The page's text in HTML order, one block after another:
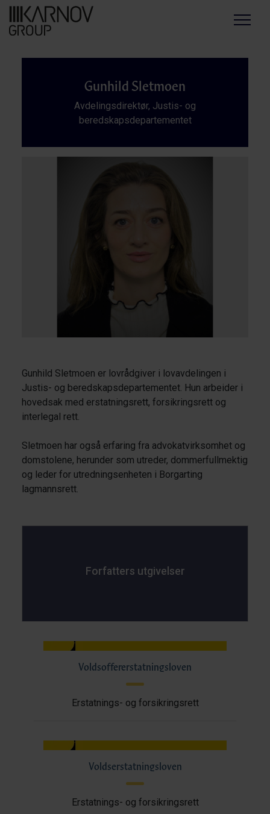
Menu
Gunhild Sletmoen
Avdelingsdirektør, Justis- og
beredskapsdepartementet
Gunhild Sletmoen er lovrådgiver i lovavdelingen i
Justis- og beredskapsdepartementet. Hun arbeider i
hovedsak med erstatningsrett, forsikringsrett og
interlegal rett.
Sletmoen har også erfaring fra advokatvirksomhet og
domstolene, herunder som utreder, dommerfullmektig
og leder for utredningsenheten i Borgarting
lagmannsrett.
Forfatters utgivelser
Voldsoffererstatningsloven
Erstatnings- og forsikringsrett
Voldserstatningsloven
Erstatnings- og forsikringsrett